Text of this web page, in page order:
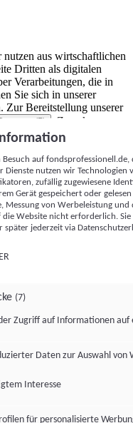
aus wirtschaftlichen
Dritten als digitalen
Verarbeitungen, die in
Sie sich in unserer
Zur Bereitstellung unserer
(5)
. Zwecke:
von Werbeleistung
Kennungen (z. B. login-
mit anderen
usw.) auf
ausgelesen werden, um es
App oder einer Webseite
der hier aufgeführten
auf
Dienste nutzen wir Technologien
zufällig zugewiesene
Gerät gespeichert oder
Messung von Werbeleistung
Website nicht erforderlich.
später jederzeit via
(7)
Zugriff auf Informationen auf
Daten zur Auswahl von
Interesse
für personalisierte